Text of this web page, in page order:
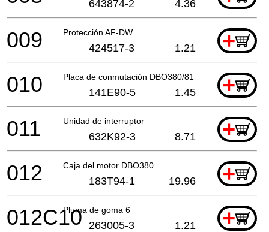
643874-2 4.36
Protección AF-DW +
009 424517-3 1.21
Placa de conmutación DBO380/81 +
010 141E90-5 1.45
Unidad de interruptor +
011 632K92-3 8.71
Caja del motor DBO380 +
012 183T94-1 19.96
Pluma de goma 6 +
012C10 263005-3 1.21